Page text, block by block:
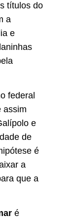
títulos do
a
e
federal
assim
e
de
é
a
que a
é